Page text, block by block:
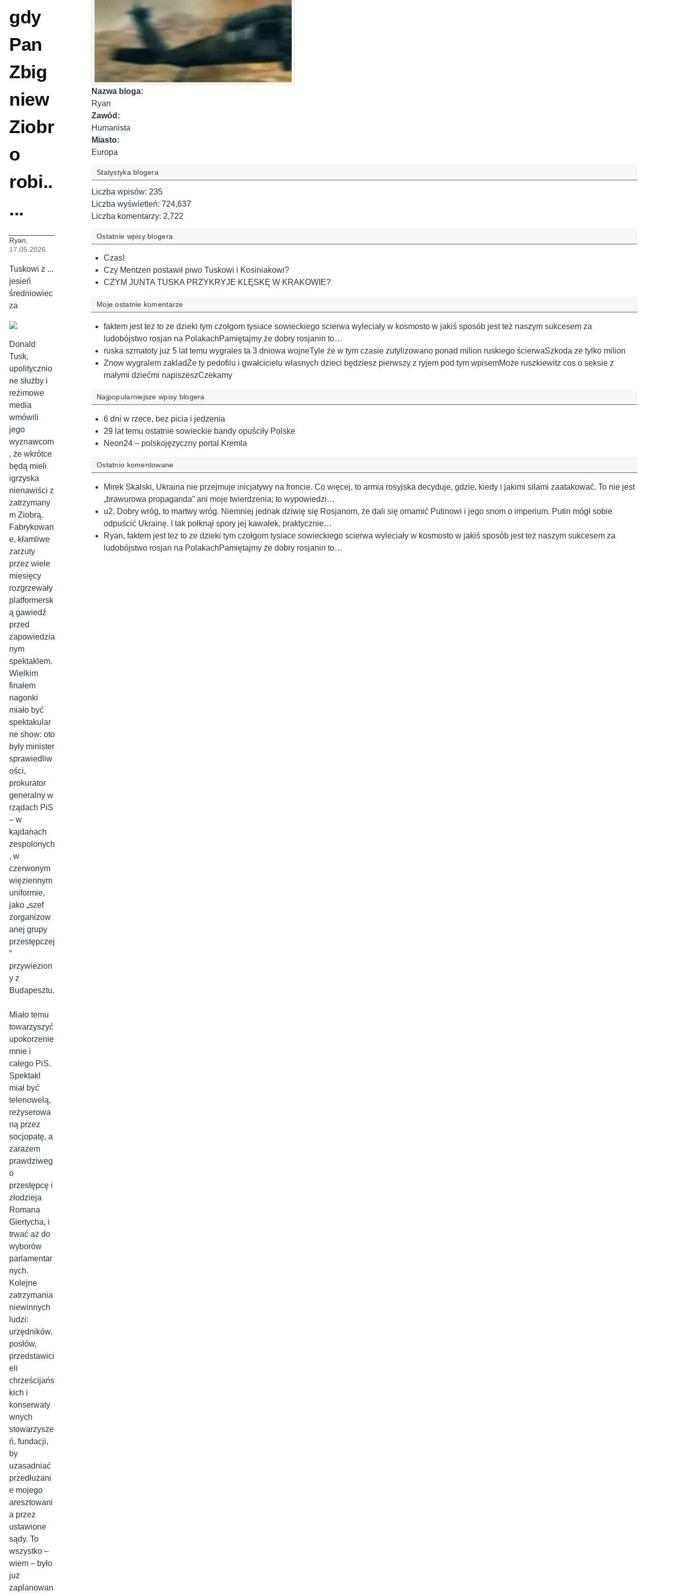
gdy
Pan
Zbig
niew
Ziobr
o
robi..
...
Ryan,
17.05.2026
Tuskowi z ...
jesień
średniowiec
za
Donald
Tusk,
upolitycznio
ne służby i
reżimowe
media
wmówili
jego
wyznawcom
, że wkrótce
będą mieli
igrzyska
nienawiści z
zatrzymany
m Ziobrą.
Fabrykowan
e, kłamliwe
zarzuty
przez wiele
miesięcy
rozgrzewały
platformersk
ą gawiedź
przed
zapowiedzia
nym
spektaklem.
Wielkim
finałem
nagonki
miało być
spektakular
ne show: oto
były minister
sprawiedliw
ości,
prokurator
generalny w
rządach PiS
– w
kajdanach
zespolonych
, w
czerwonym
więziennym
uniformie,
jako „szef
zorganizow
anej grupy
przestępczej
”
przywiezion
y z
Budapesztu.
Miało temu
towarzyszyć
upokorzenie
mnie i
całego PiS.
Spektakl
miał być
telenowelą,
reżyserowa
ną przez
socjopatę, a
zarazem
prawdziweg
o
przestępcę i
złodzieja
Romana
Giertycha, i
trwać aż do
wyborów
parlamentar
nych.
Kolejne
zatrzymania
niewinnych
ludzi:
urzędników,
posłów,
przedstawici
eli
chrześcijańs
kich i
konserwaty
wnych
stowarzysze
ń, fundacji,
by
uzasadniać
przedłużani
e mojego
aresztowani
a przez
ustawione
sądy. To
wszystko –
wiem – było
już
zaplanowan
Nazwa bloga:
Ryan
Zawód:
Humanista
Miasto:
Europa
Statystyka blogera
Liczba wpisów: 235
Liczba wyświetleń: 724,637
Liczba komentarzy: 2,722
Ostatnie wpisy blogera
Czas!
Czy Mentzen postawił piwo Tuskowi i Kosiniakowi?
CZYM JUNTA TUSKA PRZYKRYJE KLĘSKĘ W KRAKOWIE?
Moje ostatnie komentarze
faktem jest tez to ze dzieki tym czołgom tysiace sowieckiego scierwa wyleciały w kosmosto w jakiś sposób jest też naszym sukcesem za
ludobójstwo rosjan na PolakachPamiętajmy że dobry rosjanin to…
ruska szmatoty juz 5 lat temu wygrales ta 3 dniowa wojneTyle że w tym czasie zutylizowano ponad milion ruskiego ścierwaSzkoda ze tylko milion
Znow wygralem zakladŻe ty pedofilu i gwałcicielu własnych dzieci będziesz pierwszy z ryjem pod tym wpisemMoże ruszkiewitz cos o seksie z
małymi dziećmi napiszeszCzekamy
Najpopularniejsze wpisy blogera
6 dni w rzece, bez picia i jedzenia
29 lat temu ostatnie sowieckie bandy opuściły Polske
Neon24 – polskojęzyczny portal Kremla
Ostatnio komentowane
Mirek Skalski, Ukraina nie przejmuje inicjatywy na froncie. Co więcej, to armia rosyjska decyduje, gdzie, kiedy i jakimi siłami zaatakować. To nie jest
„brawurowa propaganda” ani moje twierdzenia; to wypowiedzi…
u2, Dobry wróg, to martwy wróg. Niemniej jednak dziwię się Rosjanom, że dali się omamić Putinowi i jego snom o imperium. Putin mógł sobie
odpuścić Ukrainę. I tak połknął spory jej kawałek, praktycznie…
Ryan, faktem jest tez to ze dzieki tym czołgom tysiace sowieckiego scierwa wyleciały w kosmosto w jakiś sposób jest też naszym sukcesem za
ludobójstwo rosjan na PolakachPamiętajmy że dobry rosjanin to…